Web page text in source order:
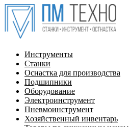
Инструменты
Станки
Оснастка для производства
Подшипники
Оборудование
Электроинструмент
Пневмоинструмент
Хозяйственный инвентарь